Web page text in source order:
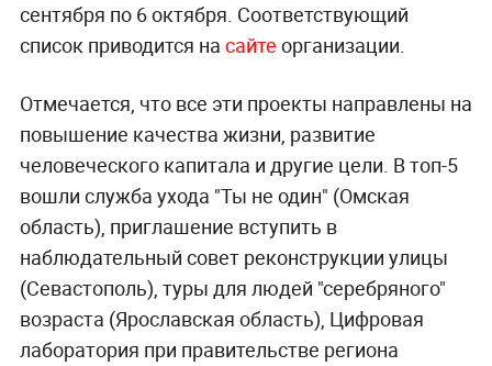
сентября по 6 октября. Соответствующий
список приводится на сайте организации.
Отмечается, что все эти проекты направлены на
повышение качества жизни, развитие
человеческого капитала и другие цели. В топ-5
вошли служба ухода "Ты не один" (Омская
область), приглашение вступить в
наблюдательный совет реконструкции улицы
(Севастополь), туры для людей "серебряного"
возраста (Ярославская область), Цифровая
лаборатория при правительстве региона